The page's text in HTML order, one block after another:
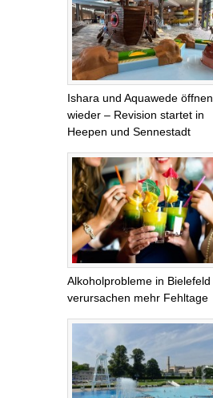
Ishara und Aquawede öffnen
wieder – Revision startet in
Heepen und Sennestadt
Alkoholprobleme in Bielefeld
verursachen mehr Fehltage